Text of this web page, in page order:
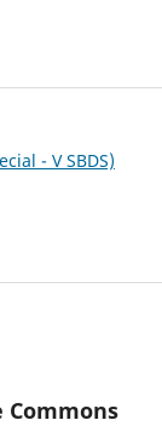
- V SBDS)